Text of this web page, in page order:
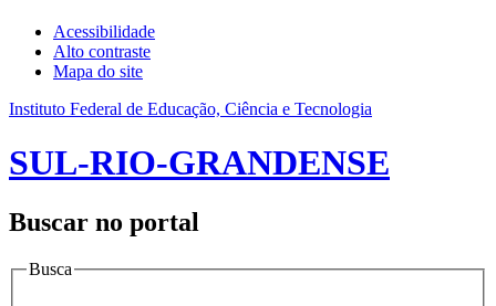
Acessibilidade
Alto contraste
Mapa do site
Instituto Federal de Educação, Ciência e Tecnologia
SUL-RIO-GRANDENSE
Buscar no portal
Busca